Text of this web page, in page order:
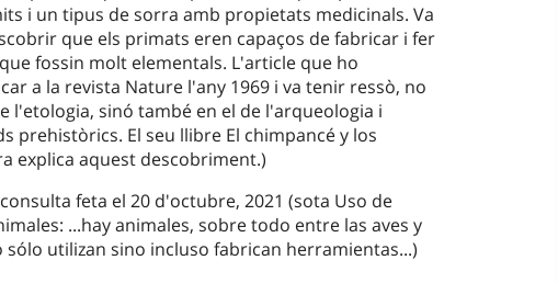
i un tipus de sorra amb propietats medicinals. Va
que els primats eren capaços de fabricar i fer
fossin molt elementals. L'article que ho
a la revista Nature l'any 1969 i va tenir ressò, no
l'etologia, sinó també en el de l'arqueologia i
prehistòrics. El seu llibre El chimpancé y los
explica aquest descobriment.)
feta el 20 d'octubre, 2021 (sota Uso de
...hay animales, sobre todo entre las aves y
sólo utilizan sino incluso fabrican herramientas...)